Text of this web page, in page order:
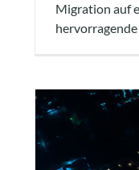
Migration auf